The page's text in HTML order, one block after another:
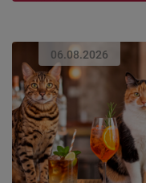
06.08.2026